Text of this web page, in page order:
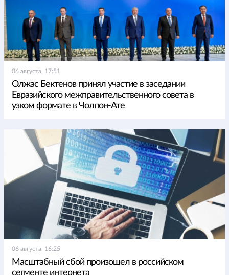
06 августа, 17:51
Олжас Бектенов принял участие в заседании
Евразийского межправительственного совета в
узком формате в Чолпон-Ате
06 августа, 16:25
Масштабный сбой произошел в российском
сегменте интернета